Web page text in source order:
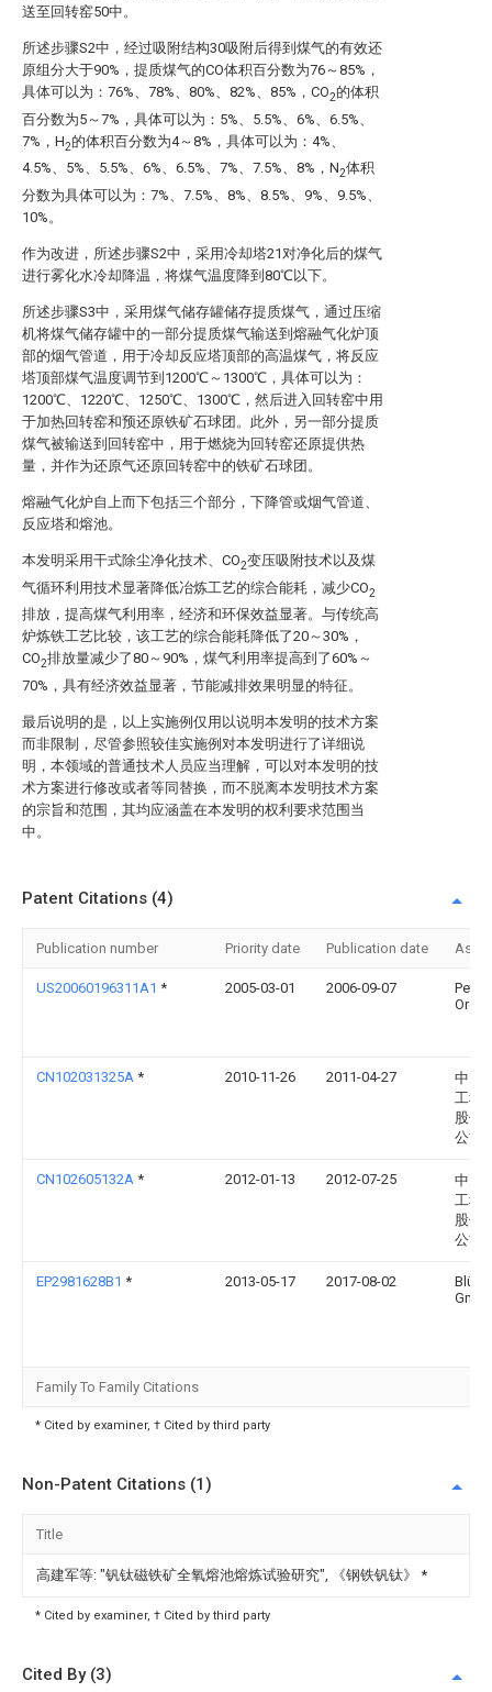
送至回转窑50中。
所述步骤S2中，经过吸附结构30吸附后得到煤气的有效还
原组分大于90%，提质煤气的CO体积百分数为76～85%，
具体可以为：76%、78%、80%、82%、85%，CO2的体积
百分数为5～7%，具体可以为：5%、5.5%、6%、6.5%、
7%，H2的体积百分数为4～8%，具体可以为：4%、
4.5%、5%、5.5%、6%、6.5%、7%、7.5%、8%，N2体积
分数为具体可以为：7%、7.5%、8%、8.5%、9%、9.5%、
10%。
作为改进，所述步骤S2中，采用冷却塔21对净化后的煤气
进行雾化水冷却降温，将煤气温度降到80℃以下。
所述步骤S3中，采用煤气储存罐储存提质煤气，通过压缩
机将煤气储存罐中的一部分提质煤气输送到熔融气化炉顶
部的烟气管道，用于冷却反应塔顶部的高温煤气，将反应
塔顶部煤气温度调节到1200℃～1300℃，具体可以为：
1200℃、1220℃、1250℃、1300℃，然后进入回转窑中用
于加热回转窑和预还原铁矿石球团。此外，另一部分提质
煤气被输送到回转窑中，用于燃烧为回转窑还原提供热
量，并作为还原气还原回转窑中的铁矿石球团。
熔融气化炉自上而下包括三个部分，下降管或烟气管道、
反应塔和熔池。
本发明采用干式除尘净化技术、CO2变压吸附技术以及煤
气循环利用技术显著降低冶炼工艺的综合能耗，减少CO2
排放，提高煤气利用率，经济和环保效益显著。与传统高
炉炼铁工艺比较，该工艺的综合能耗降低了20～30%，
CO2排放量减少了80～90%，煤气利用率提高到了60%～
70%，具有经济效益显著，节能减排效果明显的特征。
最后说明的是，以上实施例仅用以说明本发明的技术方案
而非限制，尽管参照较佳实施例对本发明进行了详细说
明，本领域的普通技术人员应当理解，可以对本发明的技
术方案进行修改或者等同替换，而不脱离本发明技术方案
的宗旨和范围，其均应涵盖在本发明的权利要求范围当
中。
Patent Citations (4)
Publication number Priority date Publication date
US20060196311A1 * 2005-03-01 2006-09-07
Oren
CN102031325A * 2010-11-26 2011-04-27
中冶
工程
股份
公司
CN102605132A * 2012-01-13 2012-07-25
中冶
工程
股份
公司
EP2981628B1 * 2013-05-17 2017-08-02
Family To Family Citations
* Cited by examiner, † Cited by third party
Non-Patent Citations (1)
Title
高建军等: "钒钛磁铁矿全氧熔池熔炼试验研究", 《钢铁钒钛》 *
* Cited by examiner, † Cited by third party
Cited By (3)